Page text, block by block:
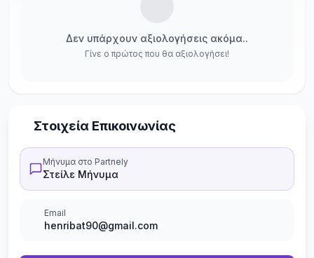
Δεν υπάρχουν αξιολογήσεις ακόμα..
Γίνε ο πρώτος που θα αξιολογήσει!
Στοιχεία Επικοινωνίας
Μήνυμα στο Partnely
Στείλε Μήνυμα
Email
henribat90@gmail.com